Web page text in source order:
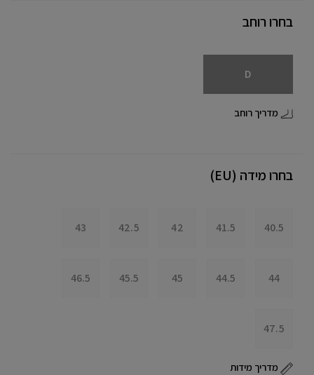
בחרו רוחב
D
מדריך רוחב
בחרו מידה (EU)
40.5
41.5
42
42.5
43
44
44.5
45
45.5
46.5
47.5
מדריך מידות